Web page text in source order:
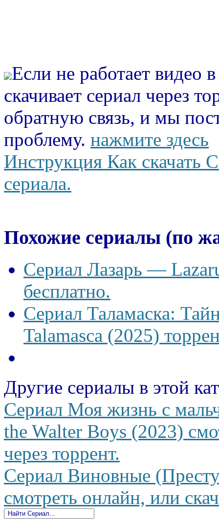
Если не работает видео
скачивает сериал через
обратную связь, и мы
проблему. нажмите здесь
Инструкция Как скачать
сериала.
Похожие сериалы (по
Сериал Лазарь —
бесплатно.
Сериал Таламаска:
Talamasca (2025)
Другие сериалы в этой
Сериал Моя жизнь с
the Walter Boys (2023)
через торрент.
Сериал Виновные
смотреть онлайн, или